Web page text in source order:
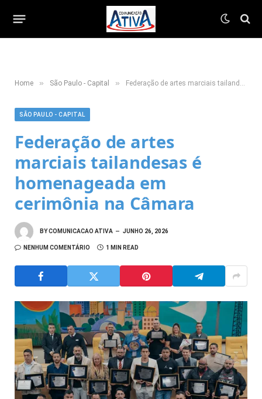
Home » São Paulo - Capital » Federação de artes marciais tailandesas é homenageada em cerimônia na Câmara
SÃO PAULO - CAPITAL
Federação de artes
marciais tailandesas é
homenageada em
cerimônia na Câmara
BYCOMUNICACAO ATIVA JUNHO 26, 2026
NENHUM COMENTÁRIO 1 MIN READ